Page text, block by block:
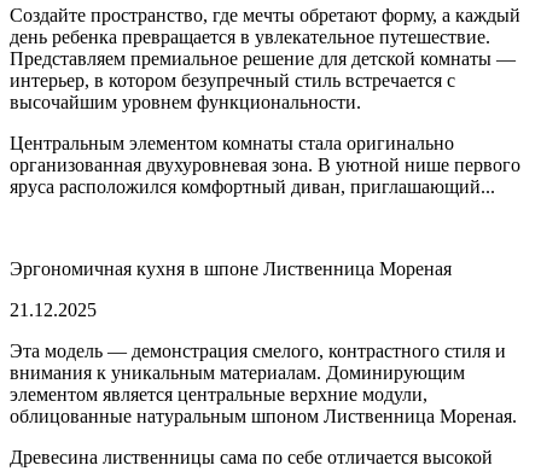
Создайте пространство, где мечты обретают форму, а каждый
день ребенка превращается в увлекательное путешествие.
Представляем премиальное решение для детской комнаты —
интерьер, в котором безупречный стиль встречается с
высочайшим уровнем функциональности.
Центральным элементом комнаты стала оригинально
организованная двухуровневая зона. В уютной нише первого
яруса расположился комфортный диван, приглашающий...
Эргономичная кухня в шпоне Лиственница Мореная
21.12.2025
Эта модель — демонстрация смелого, контрастного стиля и
внимания к уникальным материалам. Доминирующим
элементом является центральные верхние модули,
облицованные натуральным шпоном Лиственница Мореная.
Древесина лиственницы сама по себе отличается высокой